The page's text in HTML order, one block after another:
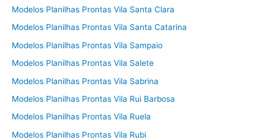
Modelos Planilhas Prontas Vila Santa Clara
Modelos Planilhas Prontas Vila Santa Catarina
Modelos Planilhas Prontas Vila Sampaio
Modelos Planilhas Prontas Vila Salete
Modelos Planilhas Prontas Vila Sabrina
Modelos Planilhas Prontas Vila Rui Barbosa
Modelos Planilhas Prontas Vila Ruela
Modelos Planilhas Prontas Vila Rubi